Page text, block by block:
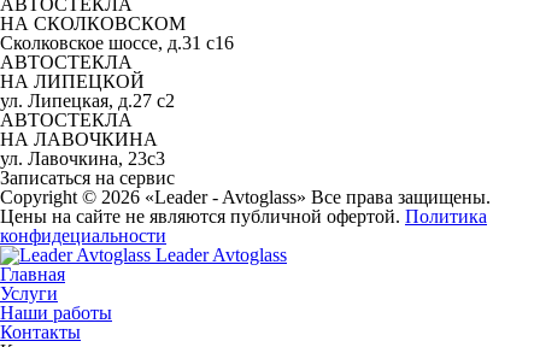
АВТОСТЕКЛА
НА СКОЛКОВСКОМ
Сколковское шоссе, д.31 с16
АВТОСТЕКЛА
НА ЛИПЕЦКОЙ
ул. Липецкая, д.27 с2
АВТОСТЕКЛА
НА ЛАВОЧКИНА
ул. Лавочкина, 23с3
Записаться на сервис
Copyright © 2026 «Leader - Avtoglass» Все права защищены.
Цены на сайте не являются публичной офертой. Политика
конфидециальности
Leader Avtoglass
Главная
Услуги
Наши работы
Контакты